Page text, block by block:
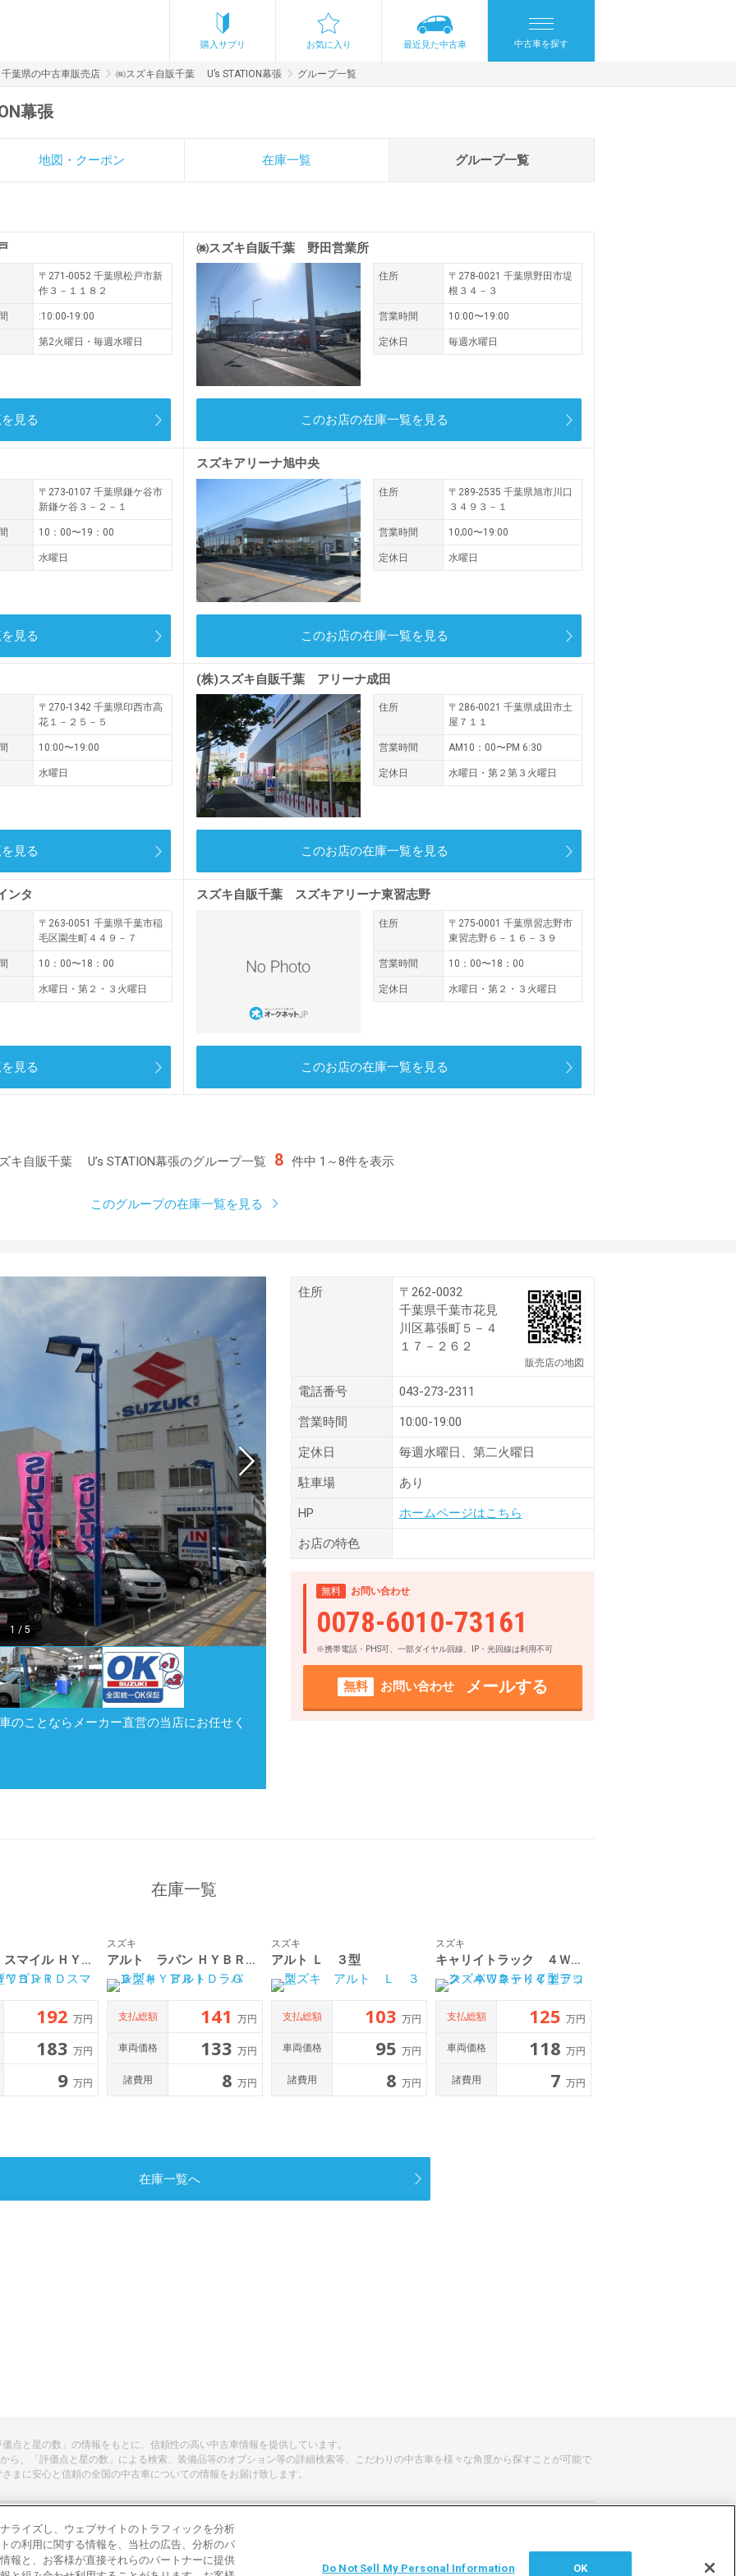
購入サプリ お気に入り 最近見た中古車 中古車を探す
千葉県の中古車販売店 ㈱スズキ自販千葉 U’s STATION幕張 グループ一覧
幕張
地図・クーポン 在庫一覧 グループ一覧
〒271-0052 千葉県松戸市新
作３－１１８２
:10:00-19:00
第2火曜日・毎週水曜日
見る
㈱スズキ自販千葉 野田営業所
住所 〒278-0021 千葉県野田市堤
根３４－３
営業時間 10:00〜19:00
定休日 毎週水曜日
このお店の在庫一覧を見る
〒273-0107 千葉県鎌ケ谷市
新鎌ケ谷３－２－１
10：00〜19：00
水曜日
見る
スズキアリーナ旭中央
住所 〒289-2535 千葉県旭市川口
３４９３－１
営業時間 10;00〜19:00
定休日 水曜日
このお店の在庫一覧を見る
〒270-1342 千葉県印西市高
花１－２５－５
10:00〜19:00
水曜日
見る
(株)スズキ自販千葉 アリーナ成田
住所 〒286-0021 千葉県成田市土
屋７１１
営業時間 AM10：00〜PM 6:30
定休日 水曜日・第２第３火曜日
このお店の在庫一覧を見る
ンタ
〒263-0051 千葉県千葉市稲
毛区園生町４４９－７
10：00〜18：00
水曜日・第２・３火曜日
見る
スズキ自販千葉 スズキアリーナ東習志野
住所 〒275-0001 千葉県習志野市
東習志野６－１６－３９
営業時間 10：00〜18：00
定休日 水曜日・第２・３火曜日
このお店の在庫一覧を見る
キ自販千葉 U’s STATION幕張のグループ一覧 8 件中 1～8件を表示
このグループの在庫一覧を見る
1 / 5
ことならメーカー直営の当店にお任せく
住所
〒262-0032
千葉県千葉市花見
川区幕張町５－４
１７－２６２
販売店の地図
電話番号 043-273-2311
営業時間 10:00-19:00
定休日 毎週水曜日、第二火曜日
駐車場 あり
HP ホームページはこちら
お店の特色
無料 お問い合わせ
0078-6010-73161
※携帯電話・PHS可、一部ダイヤル回線、IP・光回線は利用不可
無料 お問い合わせ メールする
在庫一覧
ワゴンＲ スマイル ＨＹＢＲＩＤ Ｘ ３型
192 万円
183 万円
9 万円
スズキ
アルト ラパン ＨＹＢＲＩＤ Ｇ ６型
支払総額 141 万円
車両価格 133 万円
諸費用 8 万円
スズキ
アルト Ｌ ３型
支払総額 103 万円
車両価格 95 万円
諸費用 8 万円
スズキ
キャリイトラック ４ＷＤ ＫＣエアコン・パワステ ７型
支払総額 125 万円
車両価格 118 万円
諸費用 7 万円
在庫一覧へ
点と星の数」の情報をもとに、信頼性の高い中古車情報を提供しています。
ら、「評価点と星の数」による検索、装備品等のオプション等の詳細検索等、こだわりの中古車を様々な角度から探すことが可能で
まに安心と信頼の全国の中古車についての情報をお届け致します。
ある質問 中古車用語説明
ライズし、ウェブサイトのトラフィックを分析
の利用に関する情報を、当社の広告、分析のパ
報と、お客様が直接それらのパートナーに提供
Do Not Sell My Personal Information OK